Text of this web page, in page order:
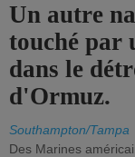
Un autre
touché par
dans le
d'Ormuz.
Southampton/Tampa
Des Marines